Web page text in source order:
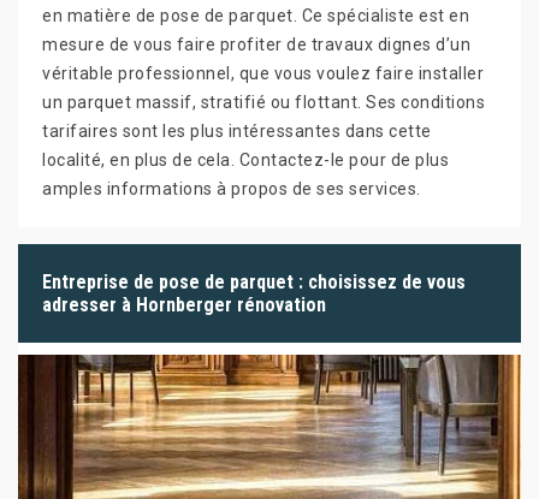
en matière de pose de parquet. Ce spécialiste est en
mesure de vous faire profiter de travaux dignes d’un
véritable professionnel, que vous voulez faire installer
un parquet massif, stratifié ou flottant. Ses conditions
tarifaires sont les plus intéressantes dans cette
localité, en plus de cela. Contactez-le pour de plus
amples informations à propos de ses services.
Entreprise de pose de parquet : choisissez de vous
adresser à Hornberger rénovation